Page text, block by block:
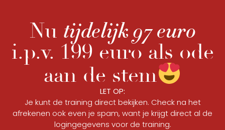
Nu tijdelijk 97 euro
i.p.v. 199 euro als ode
aan de stem
LET OP:
Je kunt de training direct bekijken. Check na het
afrekenen ook even je spam, want je krijgt direct al de
logingegevens voor de training.